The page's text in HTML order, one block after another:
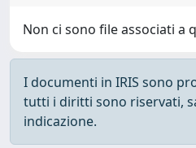
Non ci sono file associati a
I documenti in IRIS sono
tutti i diritti sono riservati,
indicazione.